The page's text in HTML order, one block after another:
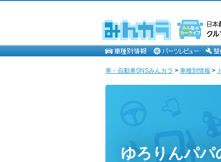
車・自動車SNSみんカラ > 車種別情報 >
ゆろりんパパ